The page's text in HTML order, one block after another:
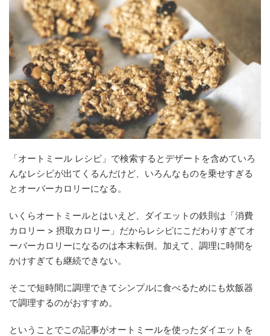
「オートミール レシピ」で検索するとデザートを含めていろ
んなレシピが出てくるんだけど、いろんなものを乗せすぎる
とオーバーカロリーになる。
いくらオートミールとはいえど、ダイエットの鉄則は「消費
カロリー > 摂取カロリー」だからレシピにこだわりすぎてオ
ーバーカロリーになるのは本末転倒。加えて、調理に時間を
かけすぎても継続できない。
そこで短時間に調理できてシンプルに食べるためにも炊飯器
で調理するのがおすすめ。
ということでこの記事がオートミールを使ったダイエットを